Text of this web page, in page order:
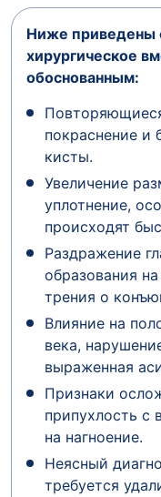
Ниже приведены
хирургическое
обоснованным:
покраснение и
кисты.
Увеличение
уплотнение,
происходят
Раздражение
образования
трения о
Влияние на
века,
выраженная
Признаки
припухлость с
на нагноение.
Неясный
требуется